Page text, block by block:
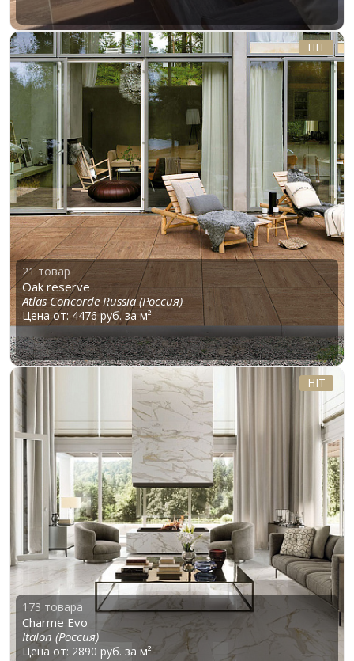
HIT
21 товар
Oak reserve
Atlas Concorde Russia (Россия)
Цена от: 4476 руб. за м²
HIT
173 товара
Charme Evo
Italon (Россия)
Цена от: 2890 руб. за м²